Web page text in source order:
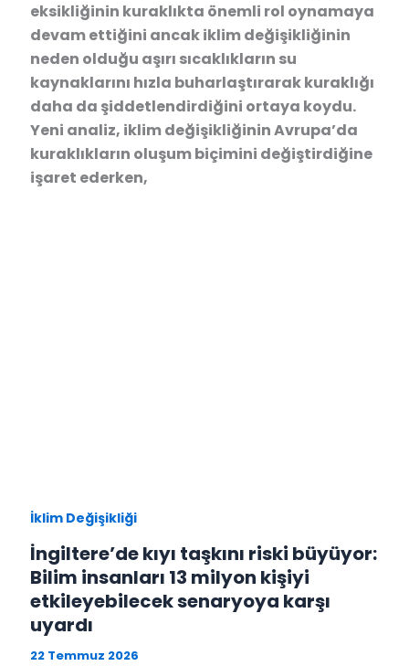
eksikliğinin kuraklıkta önemli rol oynamaya
devam ettiğini ancak iklim değişikliğinin
neden olduğu aşırı sıcaklıkların su
kaynaklarını hızla buharlaştırarak kuraklığı
daha da şiddetlendirdiğini ortaya koydu.
Yeni analiz, iklim değişikliğinin Avrupa’da
kuraklıkların oluşum biçimini değiştirdiğine
işaret ederken,
İklim Değişikliği
İngiltere’de kıyı taşkını riski büyüyor:
Bilim insanları 13 milyon kişiyi
etkileyebilecek senaryoya karşı
uyardı
22 Temmuz 2026